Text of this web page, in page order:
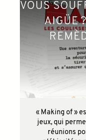
VOUS
AIGÜE
« Making of »
jeux, qui
réunions